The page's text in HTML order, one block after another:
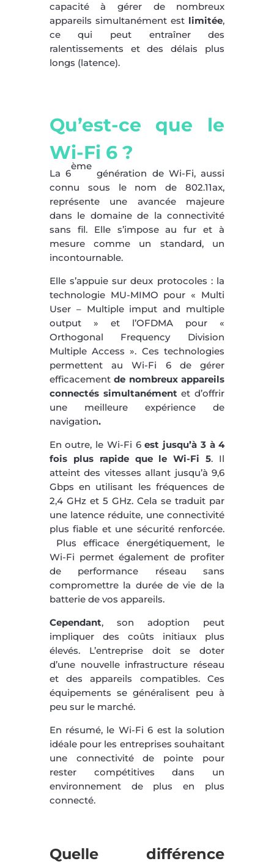
capacité à gérer de nombreux
appareils simultanément est limitée,
ce qui peut entraîner des
ralentissements et des délais plus
longs (latence).
Qu’est-ce que le
Wi-Fi 6 ?
La 6
ème
génération de Wi-Fi, aussi
connu sous le nom de 802.11ax,
représente une avancée majeure
dans le domaine de la connectivité
sans fil. Elle s’impose au fur et à
mesure comme un standard, un
incontournable.
Elle s’appuie sur deux protocoles : la
technologie MU-MIMO pour « Multi
User – Multiple imput and multiple
output » et l’OFDMA pour «
Orthogonal Frequency Division
Multiple Access ». Ces technologies
permettent au Wi-Fi 6 de gérer
efficacementde nombreux appareils
connectés simultanémentet d’offrir
une meilleure expérience de
navigation.
En outre, le Wi-Fi 6est jusqu’à 3 à 4
fois plus rapide que le Wi-Fi 5. Il
atteint des vitesses allant jusqu’à 9,6
Gbps en utilisant les fréquences de
2,4 GHz et 5 GHz. Cela se traduit par
une latence réduite, une connectivité
plus fiable et une sécurité renforcée.
Plus efficace énergétiquement, le
Wi-Fi permet également de profiter
de performance réseau sans
compromettre la durée de vie de la
batterie de vos appareils.
Cependant, son adoption peut
impliquer des coûts initiaux plus
élevés. L’entreprise doit se doter
d’une nouvelle infrastructure réseau
et des appareils compatibles. Ces
équipements se généralisent peu à
peu sur le marché.
En résumé, le Wi-Fi 6 est la solution
idéale pour les entreprises souhaitant
une connectivité de pointe pour
rester compétitives dans un
environnement de plus en plus
connecté.
Quelle différence